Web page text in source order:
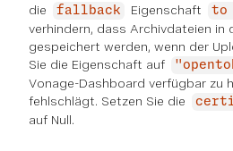
die
fallback Eigenschaft to
verhindern, dass Archivdateien in
gespeichert werden, wenn der
Sie die Eigenschaft auf
Vonage-Dashboard verfügbar zu
fehlschlägt. Setzen Sie die
auf Null.